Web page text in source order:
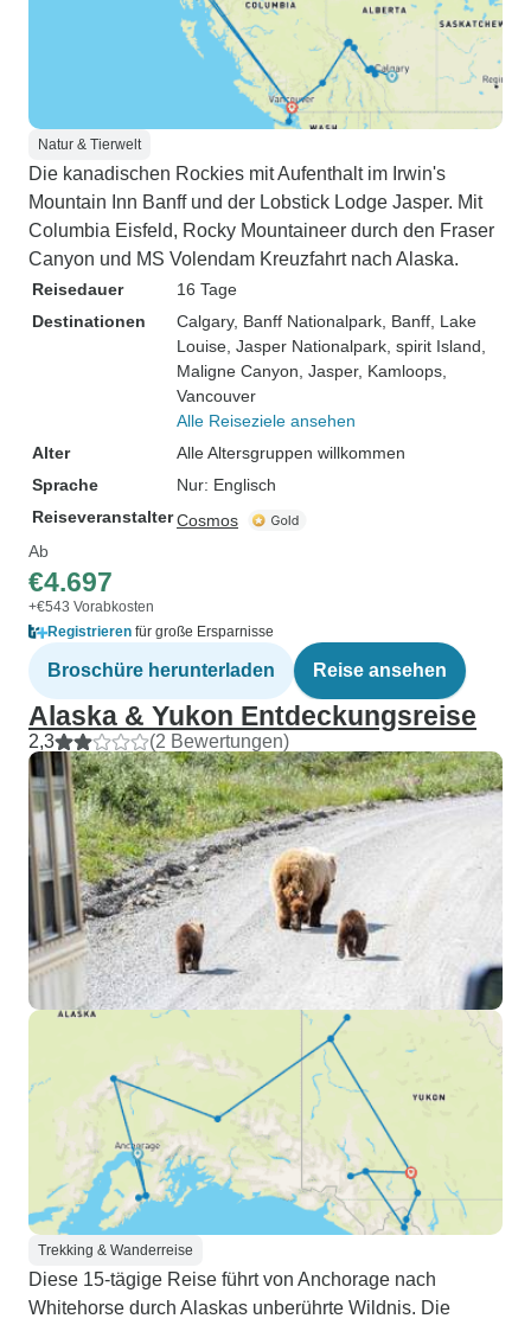
Natur & Tierwelt
Die kanadischen Rockies mit Aufenthalt im Irwin's
Mountain Inn Banff und der Lobstick Lodge Jasper. Mit
Columbia Eisfeld, Rocky Mountaineer durch den Fraser
Canyon und MS Volendam Kreuzfahrt nach Alaska.
Reisedauer
16 Tage
Destinationen
Calgary, Banff Nationalpark , Banff , Lake
Louise , Jasper Nationalpark , spirit Island
Maligne Canyon , Jasper, Kamloops
Vancouver
Alle Reiseziele ansehen
Alter
Alle Altersgruppen willkommen
Sprache
Nur: Englisch
ReiseveranstalterCosmos
Ab
€4.697
+€543 Vorabkosten
Registrieren für große Ersparnisse
Broschüre herunterladen Reise ansehen
Alaska & Yukon Entdeckungsreise
2,3 (2 Bewertungen)
Trekking & Wanderreise
Diese 15-tägige Reise führt von Anchorage nach
Whitehorse durch Alaskas unberührte Wildnis. Die